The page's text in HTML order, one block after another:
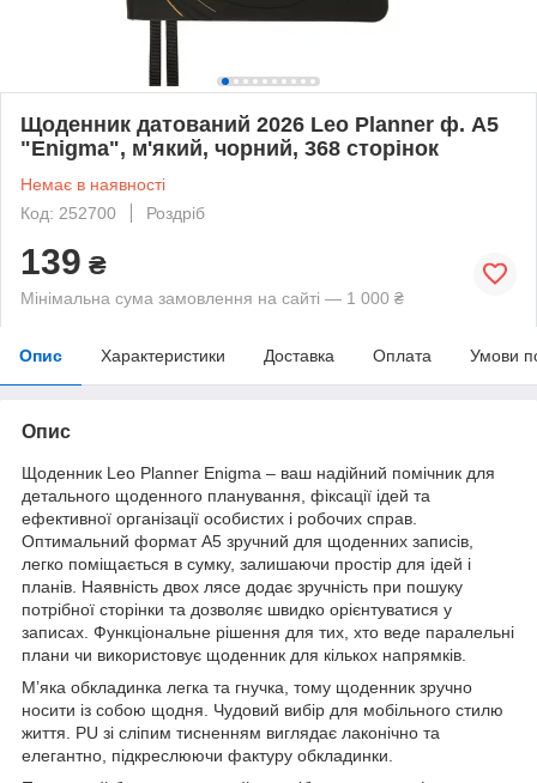
Щоденник датований 2026 Leo Planner ф. А5
"Enigma", м'який, чорний, 368 сторінок
Немає в наявності
Код: 252700
Роздріб
139 ₴
Мінімальна сума замовлення на сайті — 1 000 ₴
Опис Характеристики Доставка Оплата Умови
Опис
Щоденник Leo Planner Enigma – ваш надійний помічник для
детального щоденного планування, фіксації ідей та
ефективної організації особистих і робочих справ.
Оптимальний формат А5 зручний для щоденних записів,
легко поміщається в сумку, залишаючи простір для ідей і
планів. Наявність двох лясе додає зручність при пошуку
потрібної сторінки та дозволяє швидко орієнтуватися у
записах. Функціональне рішення для тих, хто веде паралельні
плани чи використовує щоденник для кількох напрямків.
М’яка обкладинка легка та гнучка, тому щоденник зручно
носити із собою щодня. Чудовий вибір для мобільного стилю
життя. PU зі сліпим тисненням виглядає лаконічно та
елегантно, підкреслюючи фактуру обкладинки.